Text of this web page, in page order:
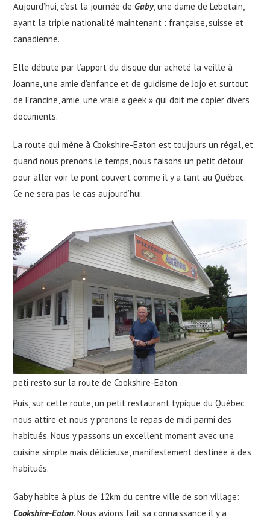
Aujourd’hui, c’est la journée de Gaby, une dame de Lebetain,
ayant la triple nationalité maintenant : française, suisse et
canadienne.
Elle débute par l’apport du disque dur acheté la veille à
Joanne, une amie d’enfance et de guidisme de Jojo et surtout
de Francine, amie, une vraie « geek » qui doit me copier divers
documents.
La route qui mène à Cookshire-Eaton est toujours un régal, et
quand nous prenons le temps, nous faisons un petit détour
pour aller voir le pont couvert comme il y a tant au Québec.
Ce ne sera pas le cas aujourd’hui.
peti resto sur la route de Cookshire-Eaton
Puis, sur cette route, un petit restaurant typique du Québec
nous attire et nous y prenons le repas de midi parmi des
habitués. Nous y passons un excellent moment avec une
cuisine simple mais délicieuse, manifestement destinée à des
habitués.
Gaby habite à plus de 12km du centre ville de son village:
Cookshire-Eaton. Nous avions fait sa connaissance il y a